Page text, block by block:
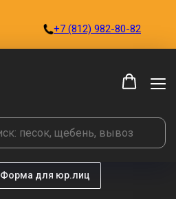
+7 (812) 982-80-82
Форма для юр.лиц